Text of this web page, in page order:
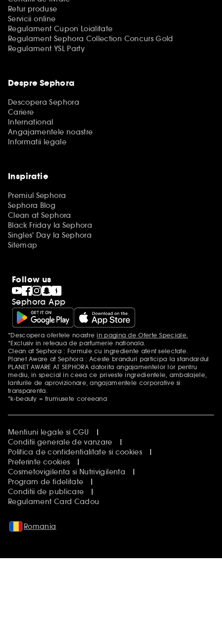
Retur produse
Servicii online
Regulament Cupon Loialitate
Regulament Sephora Collection Concurs Gold
Regulament YSL Party
Despre Sephora
Descopera Sephora
Cariere
International
Angajamentele noastre
Informatii legale
Inspiratie
Premiul Sephora
Sephora Blog
Clean at Sephora
Black Friday la Sephora
Singles' Day la Sephora
Sitemap
Follow us
Sephora App
Mentiuni aditionale
*Descopera ofertele noastrein pagina de Oferte Speciale.
*Exclusiv in reteaua de parfumerie nationala.
Clean at Sephora : Formule cu ingrediente atent selectate.
Planet Aware at Sephora : Aceste branduri participa la standardul
PLANET AWARE AT SEPHORA datorita angajamentelor lor pentru
mediu, in special in ceea ce priveste ingredientele, ambalajele,
lanturile de aprovizionare, angajamentele corporative si
transparenta.
*k-beauty = frumusete coreeana
Mentiuni legale si CGU
Conditii generale de vanzare
Politica de confidentialitate si cookies
Preferinte cookies
Cosmetovigilenta si Nutrivigilenta
Program de fidelitate
Conditii de publicare
Regulament Card Cadou
Romania